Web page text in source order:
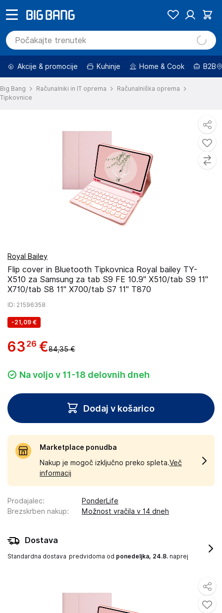
Akcije & promocije Kuhinje Home & Cook B2B
Big Bang Računalniki in IT oprema
Računalniška oprema
Tipkovnice
Royal Bailey
Flip cover in Bluetooth Tipkovnica Royal bailey TY-
X510 za Samsung za tab S9 FE 10.9" X510/tab S9 11"
X710/tab S8 11" X700/tab S7 11" T870
ID: 21596358
-21,09 €
63 26 €84,35 €
Na voljo v 11-18 delovnih dneh
Dodaj v košarico
Marketplace ponudba
Nakup je mogoč izključno preko spleta.Več
informacij
Prodajalec:
PonderLife
Brezskrben nakup: Možnost vračila v 14 dneh
Dostava
Standardna dostava predvidoma od ponedeljka, 24.8. naprej